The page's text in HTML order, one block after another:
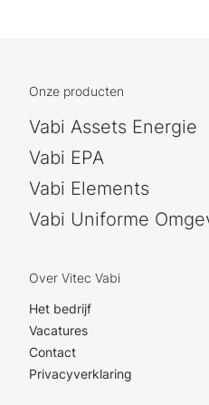
Onze producten
Vabi Assets Energie
Vabi EPA
Vabi Elements
Vabi Uniforme
Over Vitec Vabi
Het bedrijf
Vacatures
Contact
Privacyverklaring